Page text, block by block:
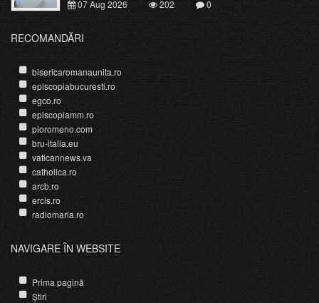
07 Aug 2026 202 0
RECOMANDĂRI
bisericaromanaunita.ro
episcopiabucuresti.ro
egco.ro
episcopiamm.ro
pioromeno.com
bru-italia.eu
vaticannews.va
catholica.ro
arcb.ro
ercis.ro
radiomaria.ro
NAVIGARE ÎN WEBSITE
Prima pagină
Știri